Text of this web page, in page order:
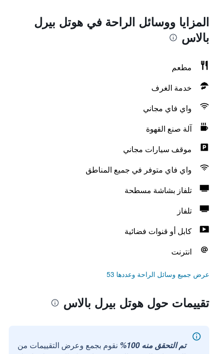
المزايا ووسائل الراحة في هوتل بيرل
بالاس
مطعم
خدمة الغرف
واي فاي مجاني
آلة صنع القهوة
موقف سيارات مجاني
واي فاي متوفر في جميع المناطق
تلفاز بشاشة مسطحة
تلفاز
كابل أو قنوات فضائية
انترنت
عرض جميع وسائل الراحة وعددها 53
تقييمات حول هوتل بيرل بالاس
تم التحقق منه 100%
نقوم بجمع وعرض التقييمات من